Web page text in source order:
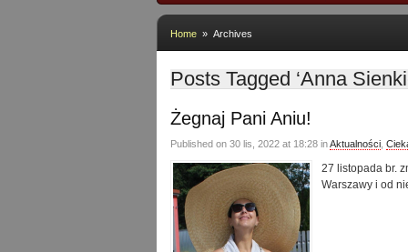
Home » Archives
Posts Tagged ‘Anna
Żegnaj Pani Aniu!
Published on 30 lis, 2022 at 18:28 inAktualności
27 listopada br.
Warszawy i od